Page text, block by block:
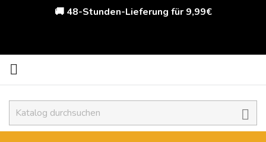
🚚 48-Stunden-Lieferung für 9,99€

